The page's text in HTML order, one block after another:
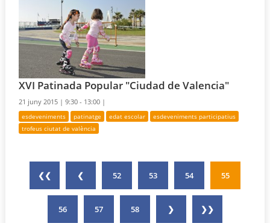
XVI Patinada Popular "Ciudad de Valencia"
21 juny 2015 |9:30 - 13:00 |
esdeveniments patinatge edat escolar
esdeveniments participatius
trofeus ciutat de valència
❮❮ ❮ 52 53 54 55
56 57 58 ❯ ❯❯